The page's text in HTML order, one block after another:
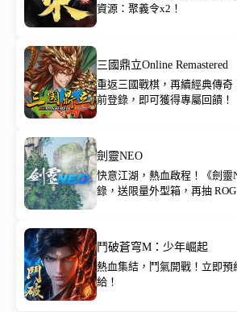
資源：聚義令x2！
三國鼎立Online Remastered
重返三國戰棋，再續經典傳奇
前登錄，即可獲得專屬回饋！
劍靈NEO
快意江湖，熱血啟程！《劍靈
錄，送限量外型箱，再抽 ROG
鬥破蒼穹M：少年崛起
熱血集結，鬥氣開戰！立即預
給！